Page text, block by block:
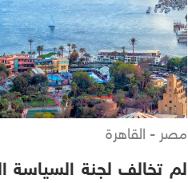
مصر - القاهرة
لم تخالف لجنة السياسة